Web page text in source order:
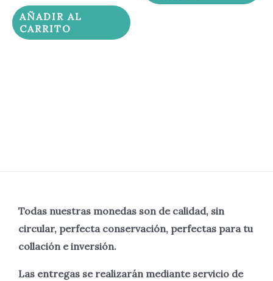
AÑADIR AL
CARRITO
Todas nuestras monedas son de calidad, sin
circular, perfecta conservación, perfectas para tu
collación e inversión.
Las entregas se realizarán mediante servicio de